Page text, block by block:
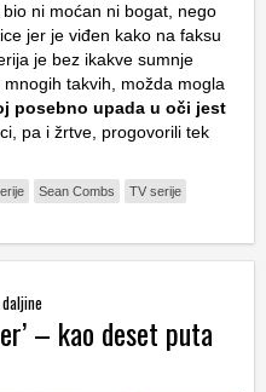
ni moćan ni bogat, nego
jer je viđen kako na faksu
je bez ikakve sumnje
takvih, možda mogla
posebno upada u oči jest
pa i žrtve, progovorili tek
Sean Combs TV serije
– kao deset puta